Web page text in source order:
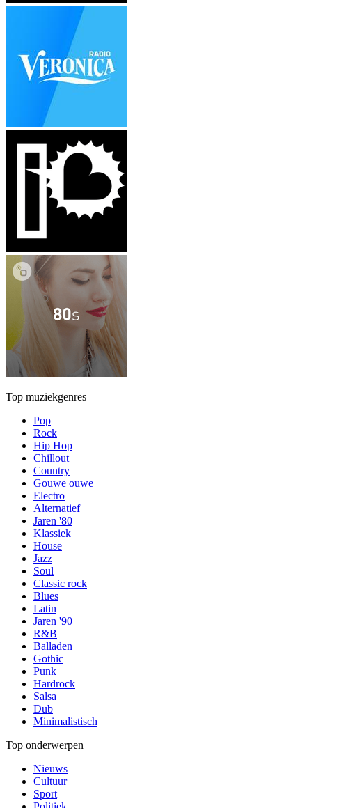
Top muziekgenres
Pop
Rock
Hip Hop
Chillout
Country
Gouwe ouwe
Electro
Alternatief
Jaren '80
Klassiek
House
Jazz
Soul
Classic rock
Blues
Latin
Jaren '90
R&B
Balladen
Gothic
Punk
Hardrock
Salsa
Dub
Minimalistisch
Top onderwerpen
Nieuws
Cultuur
Sport